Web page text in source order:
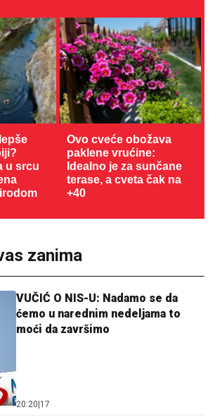
u srcu
Ovo cveće obožava
paklene vrućine:
Idealno je za sunčane
terase, a cveta čak na
+40
zanima
VUČIĆ O NIS-U: Nadamo se da
ćemo u narednim nedeljama to
moći da završimo
20:20 17